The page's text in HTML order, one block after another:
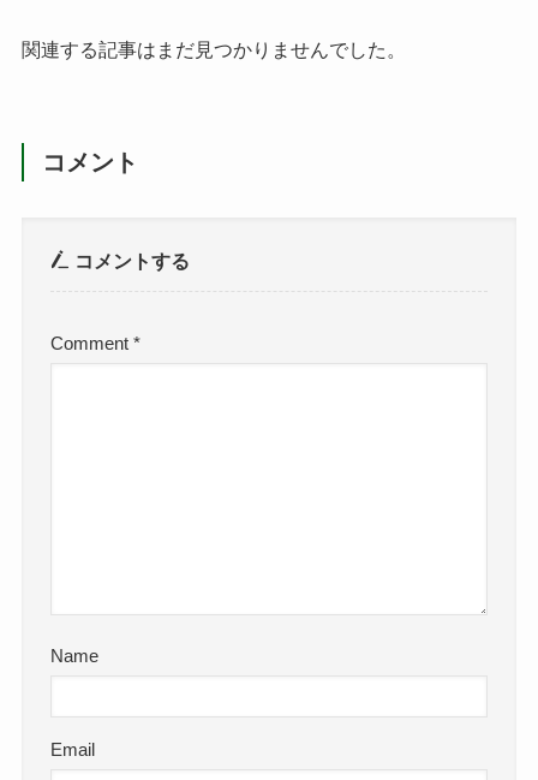
関連する記事はまだ見つかりませんでした。
コメント
コメントする
Comment*
Name
Email